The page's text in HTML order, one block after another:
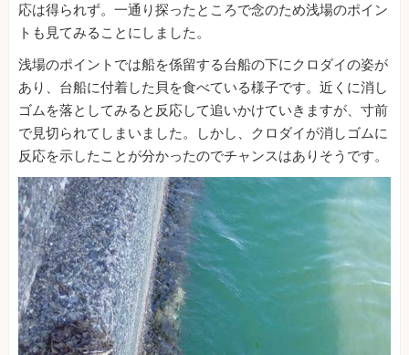
応は得られず。一通り探ったところで念のため浅場のポイン
トも見てみることにしました。
浅場のポイントでは船を係留する台船の下にクロダイの姿が
あり、台船に付着した貝を食べている様子です。近くに消し
ゴムを落としてみると反応して追いかけていきますが、寸前
で見切られてしまいました。しかし、クロダイが消しゴムに
反応を示したことが分かったのでチャンスはありそうです。